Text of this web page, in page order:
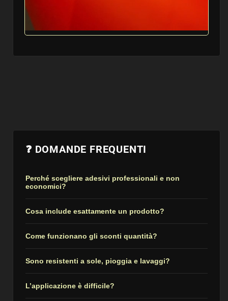
❓ DOMANDE FREQUENTI
Perché scegliere adesivi professionali e non
economici?
Cosa include esattamente un prodotto?
Come funzionano gli sconti quantità?
Sono resistenti a sole, pioggia e lavaggi?
L’applicazione è difficile?